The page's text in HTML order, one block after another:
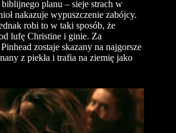
biblijnego planu – sieje strach w
nakazuje wypuszczenie zabójcy.
robi to w taki sposób, że
lufę Christine i ginie. Za
zostaje skazany na najgorsze
z piekła i trafia na ziemię jako